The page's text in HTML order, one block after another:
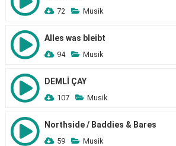
72 Musik
Alles was bleibt
94 Musik
DEMLİ ÇAY
107 Musik
Northside / Baddies & Bares
59 Musik